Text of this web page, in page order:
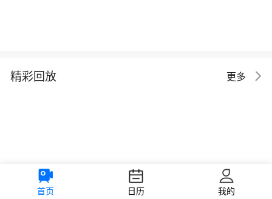
精彩回放 更多
首页 日历 我的